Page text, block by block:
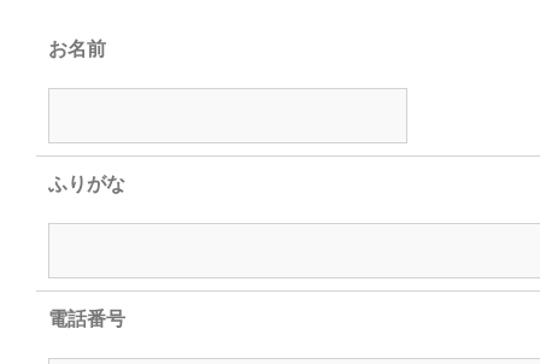
お名前
ふりがな
電話番号